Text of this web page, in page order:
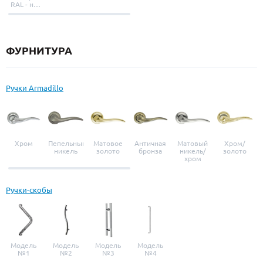
RAL - на
выбор
ФУРНИТУРА
Ручки Armadillo
Хром
Пепельный
никель
Матовое
золото
Античная
бронза
Матовый
никель/
хром
Хром/
золото
Ручки-скобы
Модель
№1
Модель
№2
Модель
№3
Модель
№4